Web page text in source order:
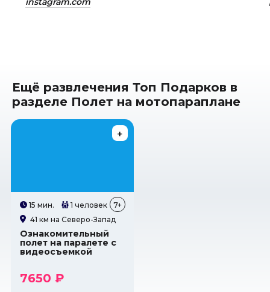
Ещё развлечения Топ Подарков в
разделе Полет на мотопараплане
15 мин. 1 человек
7+
41 км на Северо-Запад
Ознакомительный
полет на паралете с
видеосъемкой
7650 ₽